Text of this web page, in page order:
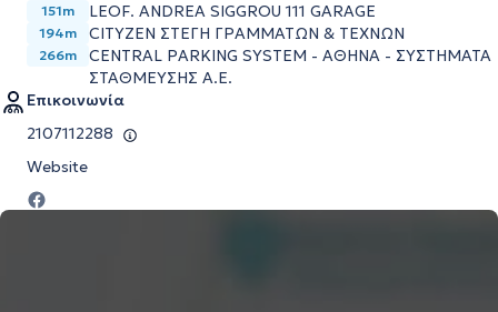
151m LEOF. ANDREA SIGGROU 111 GARAGE
194m CITYZEN ΣΤΕΓΗ ΓΡΑΜΜΑΤΩΝ & ΤΕΧΝΩΝ
266m
CENTRAL PARKING SYSTEM - ΑΘΗΝΑ - ΣΥΣΤΗΜΑΤΑ
ΣΤΑΘΜΕΥΣΗΣ Α.Ε.
Επικοινωνία
2107112288
Website